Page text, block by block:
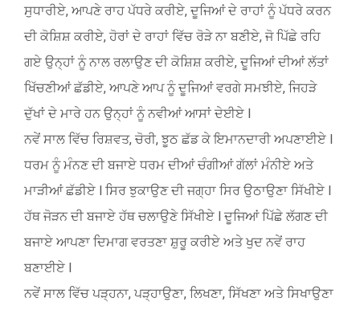
ਸੁਧਾਰੀਏ, ਆਪਣੇ ਰਾਹ ਪੱਧਰੇ ਕਰੀਏ, ਦੂਜਿਆਂ ਦੇ ਰਾਹਾਂ ਨੂੰ ਪੱਧਰੇ ਕਰਨ
ਦੀ ਕੋਸ਼ਿਸ਼ ਕਰੀਏ, ਹੋਰਾਂ ਦੇ ਰਾਹਾਂ ਵਿੱਚ ਰੋੜੇ ਨਾ ਬਣੀਏ, ਜੋ ਪਿੱਛੇ ਰਹਿ
ਗਏ ਉਨ੍ਹਾਂ ਨੂੰ ਨਾਲ ਰਲਾਉਣ ਦੀ ਕੋਸ਼ਿਸ਼ ਕਰੀਏ, ਦੂਜਿਆਂ ਦੀਆਂ ਲੱਤਾਂ
ਖਿੱਚਣੀਆਂ ਛੱਡੀਏ, ਆਪਣੇ ਆਪ ਨੂੰ ਦੂਜਿਆਂ ਵਰਗੇ ਸਮਝੀਏ, ਜਿਹੜੇ
ਦੁੱਖਾਂ ਦੇ ਮਾਰੇ ਹਨ ਉਨ੍ਹਾਂ ਨੂੰ ਨਵੀਆਂ ਆਸਾਂ ਦੇਈਏ l
ਨਵੇਂ ਸਾਲ ਵਿੱਚ ਰਿਸ਼ਵਤ, ਚੋਰੀ, ਝੂਠ ਛੱਡ ਕੇ ਇਮਾਨਦਾਰੀ ਅਪਣਾਈਏ l
ਧਰਮ ਨੂੰ ਮੰਨਣ ਦੀ ਬਜਾਏ ਧਰਮ ਦੀਆਂ ਚੰਗੀਆਂ ਗੱਲਾਂ ਮੰਨੀਏ ਅਤੇ
ਮਾੜੀਆਂ ਛੱਡੀਏ l ਸਿਰ ਝੁਕਾਉਣ ਦੀ ਜਗ੍ਹਾ ਸਿਰ ਉਠਾਉਣਾ ਸਿੱਖੀਏ l
ਹੱਥ ਜੋੜਨ ਦੀ ਬਜਾਏ ਹੱਥ ਚਲਾਉਣੇ ਸਿੱਖੀਏ l ਦੂਜਿਆਂ ਪਿੱਛੇ ਲੱਗਣ ਦੀ
ਬਜਾਏ ਆਪਣਾ ਦਿਮਾਗ ਵਰਤਣਾ ਸ਼ੁਰੂ ਕਰੀਏ ਅਤੇ ਖੁਦ ਨਵੇਂ ਰਾਹ
ਬਣਾਈਏ l
ਨਵੇਂ ਸਾਲ ਵਿੱਚ ਪੜ੍ਹਨਾ, ਪੜ੍ਹਾਉਣਾ, ਲਿਖਣਾ, ਸਿੱਖਣਾ ਅਤੇ ਸਿਖਾਉਣਾ